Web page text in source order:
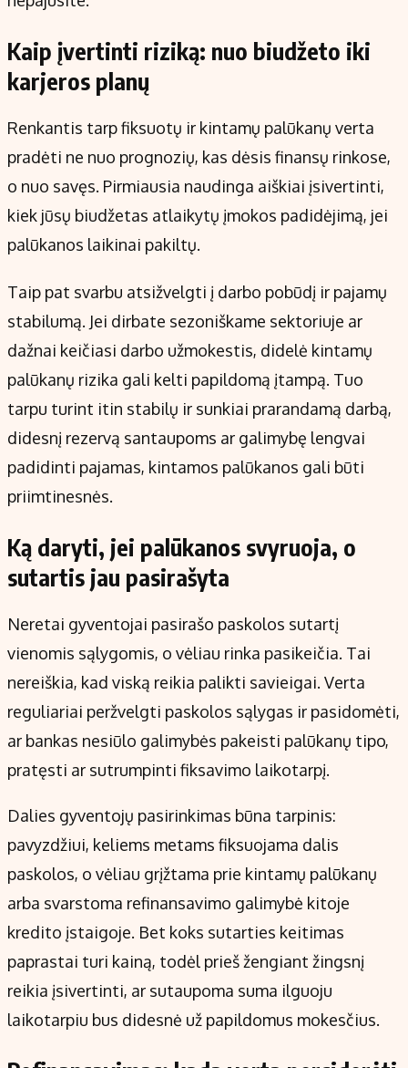
Kaip įvertinti riziką: nuo biudžeto iki
karjeros planų
Renkantis tarp fiksuotų ir kintamų palūkanų verta
pradėti ne nuo prognozių, kas dėsis finansų rinkose,
o nuo savęs. Pirmiausia naudinga aiškiai įsivertinti,
kiek jūsų biudžetas atlaikytų įmokos padidėjimą, jei
palūkanos laikinai pakiltų.
Taip pat svarbu atsižvelgti į darbo pobūdį ir pajamų
stabilumą. Jei dirbate sezoniškame sektoriuje ar
dažnai keičiasi darbo užmokestis, didelė kintamų
palūkanų rizika gali kelti papildomą įtampą. Tuo
tarpu turint itin stabilų ir sunkiai prarandamą darbą,
didesnį rezervą santaupoms ar galimybę lengvai
padidinti pajamas, kintamos palūkanos gali būti
priimtinesnės.
Ką daryti, jei palūkanos svyruoja, o
sutartis jau pasirašyta
Neretai gyventojai pasirašo paskolos sutartį
vienomis sąlygomis, o vėliau rinka pasikeičia. Tai
nereiškia, kad viską reikia palikti savieigai. Verta
reguliariai peržvelgti paskolos sąlygas ir pasidomėti,
ar bankas nesiūlo galimybės pakeisti palūkanų tipo,
pratęsti ar sutrumpinti fiksavimo laikotarpį.
Dalies gyventojų pasirinkimas būna tarpinis:
pavyzdžiui, keliems metams fiksuojama dalis
paskolos, o vėliau grįžtama prie kintamų palūkanų
arba svarstoma refinansavimo galimybė kitoje
kredito įstaigoje. Bet koks sutarties keitimas
paprastai turi kainą, todėl prieš žengiant žingsnį
reikia įsivertinti, ar sutaupoma suma ilguoju
laikotarpiu bus didesnė už papildomus mokesčius.